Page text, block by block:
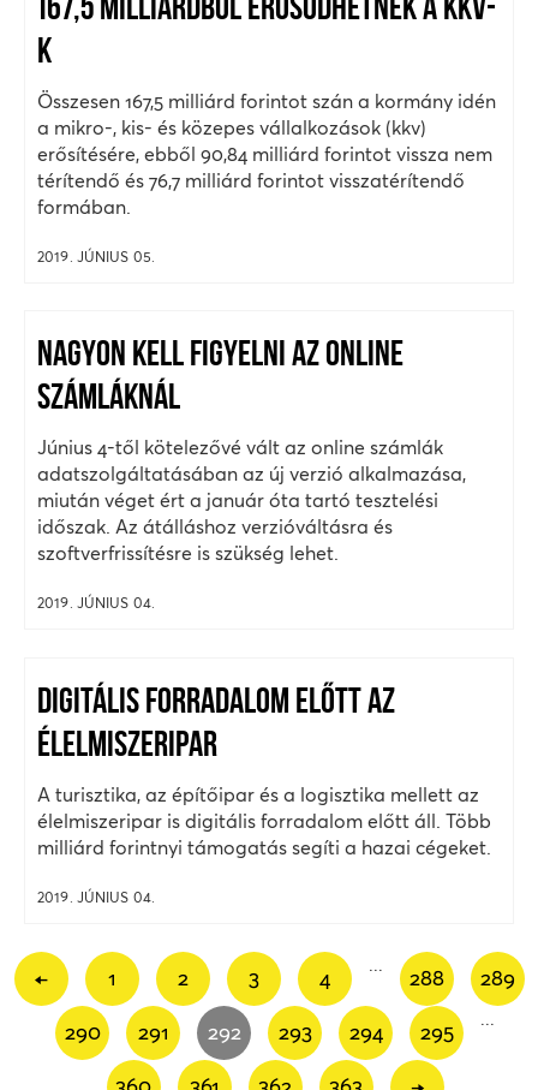
167,5 MILLIÁRDBÓL ERŐSÖDHETNEK A KKV-
K
Összesen 167,5 milliárd forintot szán a kormány idén
a mikro-, kis- és közepes vállalkozások (kkv)
erősítésére, ebből 90,84 milliárd forintot vissza nem
térítendő és 76,7 milliárd forintot visszatérítendő
formában.
2019. JÚNIUS 05.
NAGYON KELL FIGYELNI AZ ONLINE
SZÁMLÁKNÁL
Június 4-től kötelezővé vált az online számlák
adatszolgáltatásában az új verzió alkalmazása,
miután véget ért a január óta tartó tesztelési
időszak. Az átálláshoz verzióváltásra és
szoftverfrissítésre is szükség lehet.
2019. JÚNIUS 04.
DIGITÁLIS FORRADALOM ELŐTT AZ
ÉLELMISZERIPAR
A turisztika, az építőipar és a logisztika mellett az
élelmiszeripar is digitális forradalom előtt áll. Több
milliárd forintnyi támogatás segíti a hazai cégeket.
2019. JÚNIUS 04.
← 1 2 3 4 288 289
290 291 292 293 294 295